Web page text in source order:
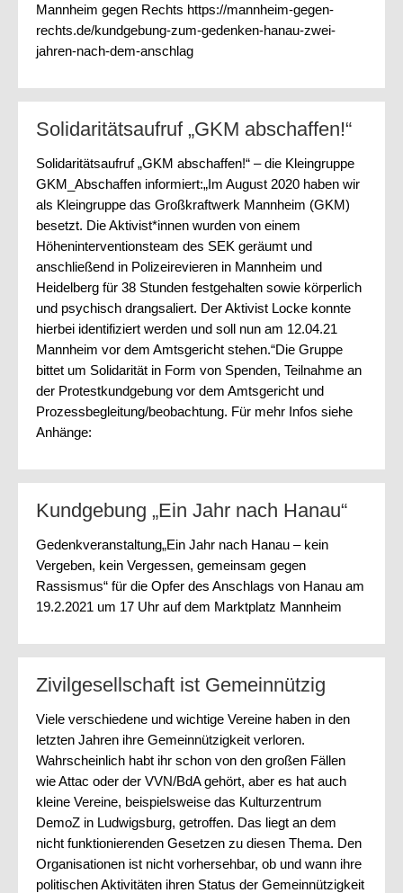
Mannheim gegen Rechts https://mannheim-gegen-
rechts.de/kundgebung-zum-gedenken-hanau-zwei-
jahren-nach-dem-anschlag
Solidaritätsaufruf „GKM abschaffen!“
Solidaritätsaufruf „GKM abschaffen!“ – die Kleingruppe
GKM_Abschaffen informiert:„Im August 2020 haben wir
als Kleingruppe das Großkraftwerk Mannheim (GKM)
besetzt. Die Aktivist*innen wurden von einem
Höheninterventionsteam des SEK geräumt und
anschließend in Polizeirevieren in Mannheim und
Heidelberg für 38 Stunden festgehalten sowie körperlich
und psychisch drangsaliert. Der Aktivist Locke konnte
hierbei identifiziert werden und soll nun am 12.04.21
Mannheim vor dem Amtsgericht stehen.“Die Gruppe
bittet um Solidarität in Form von Spenden, Teilnahme an
der Protestkundgebung vor dem Amtsgericht und
Prozessbegleitung/beobachtung. Für mehr Infos siehe
Anhänge:
Kundgebung „Ein Jahr nach Hanau“
Gedenkveranstaltung„Ein Jahr nach Hanau – kein
Vergeben, kein Vergessen, gemeinsam gegen
Rassismus“ für die Opfer des Anschlags von Hanau am
19.2.2021 um 17 Uhr auf dem Marktplatz Mannheim
Zivilgesellschaft ist Gemeinnützig
Viele verschiedene und wichtige Vereine haben in den
letzten Jahren ihre Gemeinnützigkeit verloren.
Wahrscheinlich habt ihr schon von den großen Fällen
wie Attac oder der VVN/BdA gehört, aber es hat auch
kleine Vereine, beispielsweise das Kulturzentrum
DemoZ in Ludwigsburg, getroffen. Das liegt an dem
nicht funktionierenden Gesetzen zu diesen Thema. Den
Organisationen ist nicht vorhersehbar, ob und wann ihre
politischen Aktivitäten ihren Status der Gemeinnützigkeit